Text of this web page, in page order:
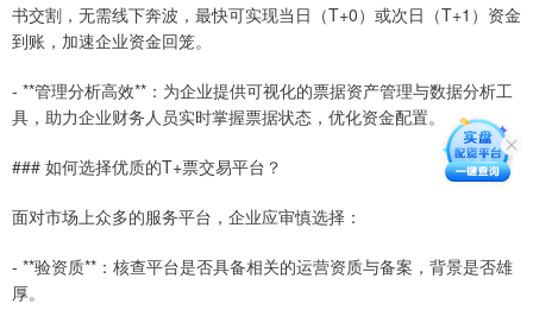
书交割，无需线下奔波，最快可实现当日（T+0）或次日（T+1）资金
到账，加速企业资金回笼。
- **管理分析高效**：为企业提供可视化的票据资产管理与数据分析工
具，助力企业财务人员实时掌握票据状态，优化资金配置。
### 如何选择优质的T+票交易平台？
面对市场上众多的服务平台，企业应审慎选择：
- **验资质**：核查平台是否具备相关的运营资质与备案，背景是否雄
厚。